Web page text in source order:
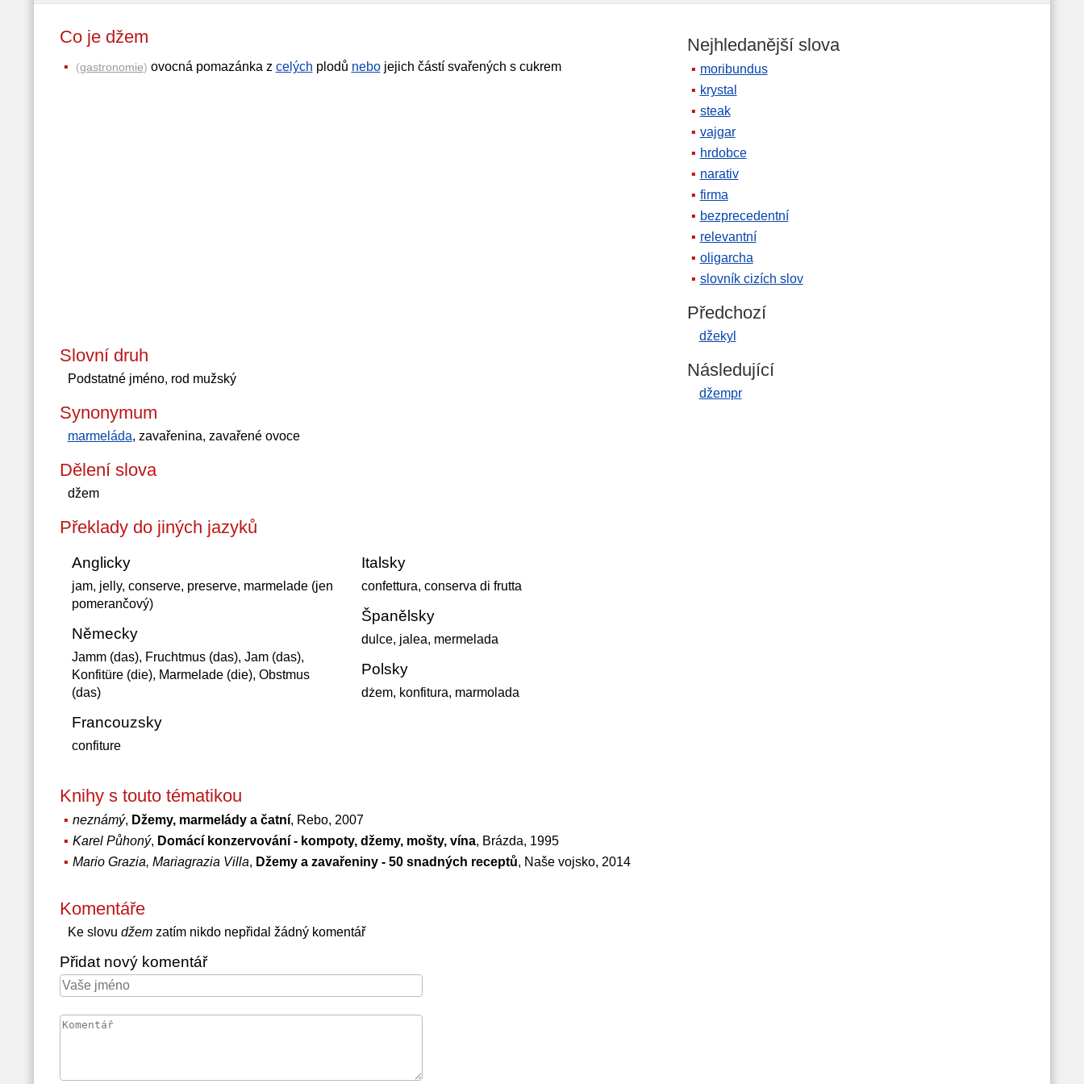
Co je džem
(gastronomie) ovocná pomazánka z celých plodů nebojejich částí svařených s cukrem
Slovní druh
Podstatné jméno, rod mužský
Synonymum
marmeláda, zavařenina, zavařené ovoce
Dělení slova
džem
Překlady do jiných jazyků
Anglicky
jam, jelly, conserve, preserve, marmelade (jen
pomerančový)
Německy
Jamm (das), Fruchtmus (das), Jam (das),
Konfitüre (die), Marmelade (die), Obstmus
(das)
Francouzsky
confiture
Italsky
confettura, conserva di frutta
Španělsky
dulce, jalea, mermelada
Polsky
dżem, konfitura, marmolada
Knihy s touto tématikou
neznámý, Džemy, marmelády a čatní, Rebo, 2007
Karel Půhoný, Domácí konzervování - kompoty, džemy, mošty, vína, Brázda, 1995
Mario Grazia, Mariagrazia Villa, Džemy a zavařeniny - 50 snadných receptů, Naše vojsko, 2014
Komentáře
Ke slovu džemzatím nikdo nepřidal žádný komentář
Přidat nový komentář
Nejhledanější slova
moribundus
krystal
steak
vajgar
hrdobce
narativ
firma
bezprecedentní
relevantní
oligarcha
slovník cizích slov
Předchozí
džekyl
Následující
džempr